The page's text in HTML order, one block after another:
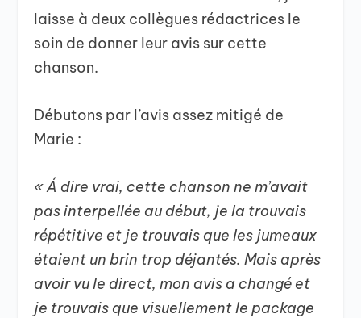
laisse à deux collègues rédactrices le
soin de donner leur avis sur cette
chanson.
Débutons par l’avis assez mitigé de
Marie :
« Á dire vrai, cette chanson ne m’avait
pas interpellée au début, je la trouvais
répétitive et je trouvais que les jumeaux
étaient un brin trop déjantés. Mais après
avoir vu le direct, mon avis a changé et
je trouvais que visuellement le package